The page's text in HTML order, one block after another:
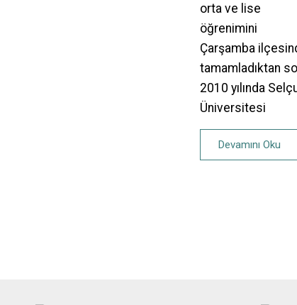
orta ve lise
öğrenimini
Çarşamba
tamamladıktan
2010 yılında
Üniversitesi
Devamını Oku